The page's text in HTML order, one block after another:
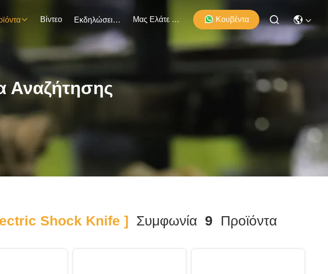
Βίντεο Εκδηλώσεις Μας Ελάτε Σε Επαφή Με Κουβέντα
Αναζήτησης
Shock Knife ] Συμφωνία 9 Προϊόντα